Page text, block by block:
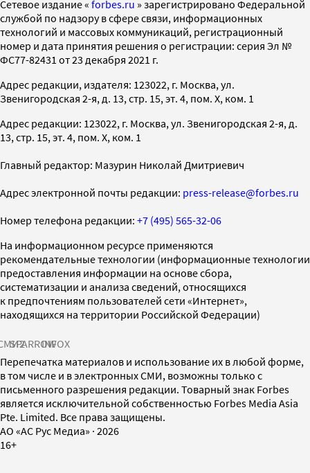
Cетевое издание « forbes.ru » зарегистрировано Федеральной
службой по надзору в сфере связи, информационных
технологий и массовых коммуникаций, регистрационный
номер и дата принятия решения о регистрации: серия Эл №
ФС77-82431 от 23 декабря 2021 г.
Адрес редакции, издателя: 123022, г. Москва, ул.
Звенигородская 2-я, д. 13, стр. 15, эт. 4, пом. X, ком. 1
Адрес редакции: 123022, г. Москва, ул. Звенигородская 2-я, д.
13, стр. 15, эт. 4, пом. X, ком. 1
Главный редактор: Мазурин Николай Дмитриевич
Адрес электронной почты редакции: press-release@forbes.ru
Номер телефона редакции: +7 (495) 565-32-06
На информационном ресурсе применяются
рекомендательные технологии (информационные технологии
предоставления информации на основе сбора,
систематизации и анализа сведений, относящихся
к предпочтениям пользователей сети «Интернет»,
находящихся на территории Российской Федерации)
SPARROWINFOX
Перепечатка материалов и использование их в любой форме,
в том числе и в электронных СМИ, возможны только с
письменного разрешения редакции. Товарный знак Forbes
является исключительной собственностью Forbes Media Asia
Pte. Limited. Все права защищены.
AO «АС Рус Медиа» · 2026
16+